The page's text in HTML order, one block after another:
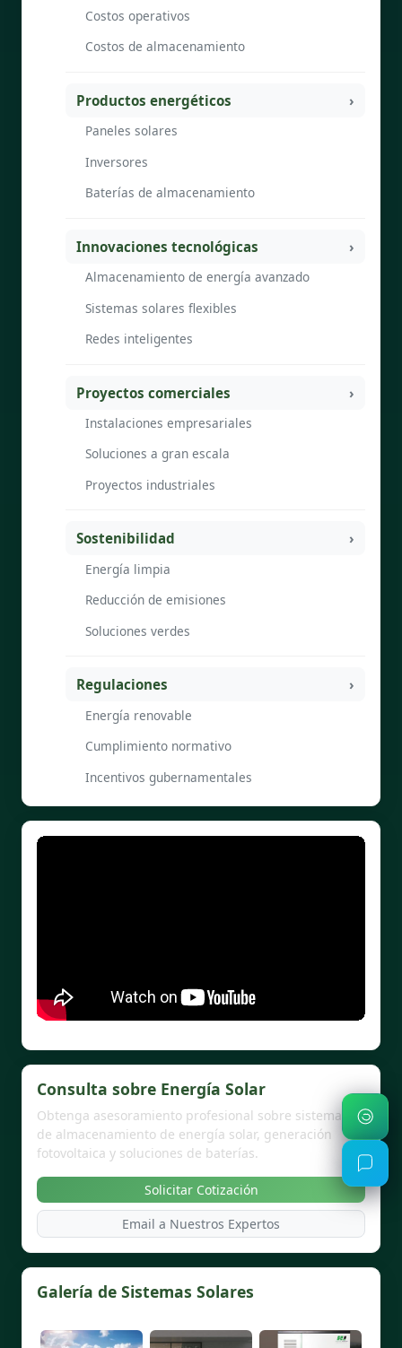
Costos operativos
Costos de almacenamiento
Productos energéticos
Paneles solares
Inversores
Baterías de almacenamiento
Innovaciones tecnológicas
Almacenamiento de energía avanzado
Sistemas solares flexibles
Redes inteligentes
Proyectos comerciales
Instalaciones empresariales
Soluciones a gran escala
Proyectos industriales
Sostenibilidad
Energía limpia
Reducción de emisiones
Soluciones verdes
Regulaciones
Energía renovable
Cumplimiento normativo
Incentivos gubernamentales
Consulta sobre Energía Solar
Obtenga asesoramiento profesional sobre sistemas
de almacenamiento de energía solar, generación
fotovoltaica y soluciones de baterías.
Solicitar Cotización
Email a Nuestros Expertos
Galería de Sistemas Solares